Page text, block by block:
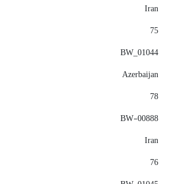
Iran
75
BW_01044
Azerbaijan
78
BW-00888
Iran
76